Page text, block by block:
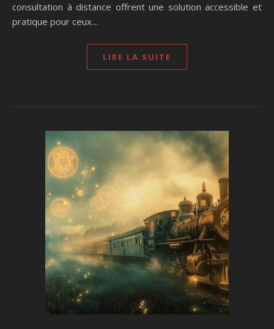
consultation à distance offrent une solution accessible et
pratique pour ceux…
LIRE LA SUITE